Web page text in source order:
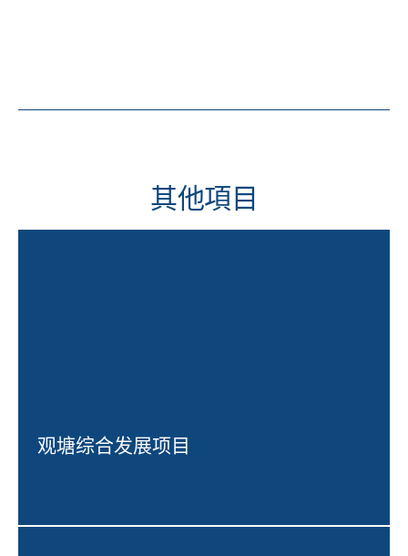
其他項目
观塘综合发展项目